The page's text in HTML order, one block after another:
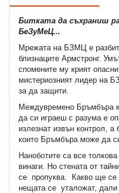
Битката да съхраниш
БеЗуМеЦ...
Мрежата на БЗМЦ е
близнаците Армстронг.
спомените му крият
мистериозният лидер на
за да защити.
Междувремено Бръмбъра
да си играеш с разума е
излезнат извън контрол, а
които Бръмбъра може да
Наноботите са все
винаги. Но стената от
се пропуква. Какво ще
нещата се уталожат,